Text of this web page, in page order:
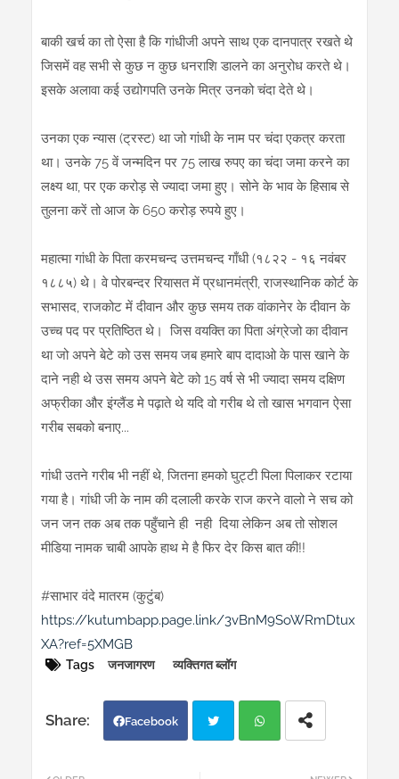
बाकी खर्च का तो ऐसा है कि गांधीजी अपने साथ एक दानपात्र रखते थे
जिसमें वह सभी से कुछ न कुछ धनराशि डालने का अनुरोध करते थे।
इसके अलावा कई उद्योगपति उनके मित्र उनको चंदा देते थे।
उनका एक न्यास (ट्रस्ट) था जो गांधी के नाम पर चंदा एकत्र करता
था। उनके 75 वें जन्मदिन पर 75 लाख रुपए का चंदा जमा करने का
लक्ष्य था, पर एक करोड़ से ज्यादा जमा हुए। सोने के भाव के हिसाब से
तुलना करें तो आज के 650 करोड़ रुपये हुए।
महात्मा गांधी के पिता करमचन्द उत्तमचन्द गाँधी (१८२२ - १६ नवंबर
१८८५) थे। वे पोरबन्दर रियासत में प्रधानमंत्री, राजस्थानिक कोर्ट के
सभासद, राजकोट में दीवान और कुछ समय तक वांकानेर के दीवान के
उच्च पद पर प्रतिष्ठित थे। जिस वयक्ति का पिता अंग्रेजो का दीवान
था जो अपने बेटे को उस समय जब हमारे बाप दादाओ के पास खाने के
दाने नही थे उस समय अपने बेटे को 15 वर्ष से भी ज्यादा समय दक्षिण
अफ्रीका और इंग्लैंड मे पढ़ाते थे यदि वो गरीब थे तो खास भगवान ऐसा
गरीब सबको बनाए...
गांधी उतने गरीब भी नहीं थे, जितना हमको घुट्टी पिला पिलाकर रटाया
गया है। गांधी जी के नाम की दलाली करके राज करने वालो ने सच को
जन जन तक अब तक पहुँचाने ही नही दिया लेकिन अब तो सोशल
मीडिया नामक चाबी आपके हाथ मे है फिर देर किस बात की!!
#साभार वंदे मातरम (कुटुंब)
https://kutumbapp.page.link/3vBnM9SoWRmDtux
XA?ref=5XMGB
Tags जनजागरण व्यक्तिगत ब्लॉग
Facebook